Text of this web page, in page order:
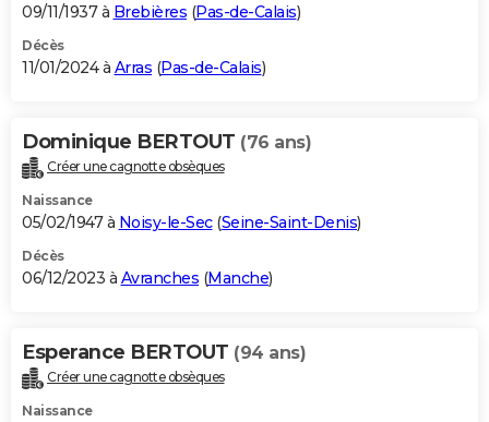
09/11/1937 à Brebières (Pas-de-Calais)
Décès
11/01/2024 à Arras (Pas-de-Calais)
Dominique BERTOUT (76 ans)
Créer une cagnotte obsèques
Naissance
05/02/1947 à Noisy-le-Sec(Seine-Saint-Denis)
Décès
06/12/2023 à Avranches (Manche)
Esperance BERTOUT (94 ans)
Créer une cagnotte obsèques
Naissance